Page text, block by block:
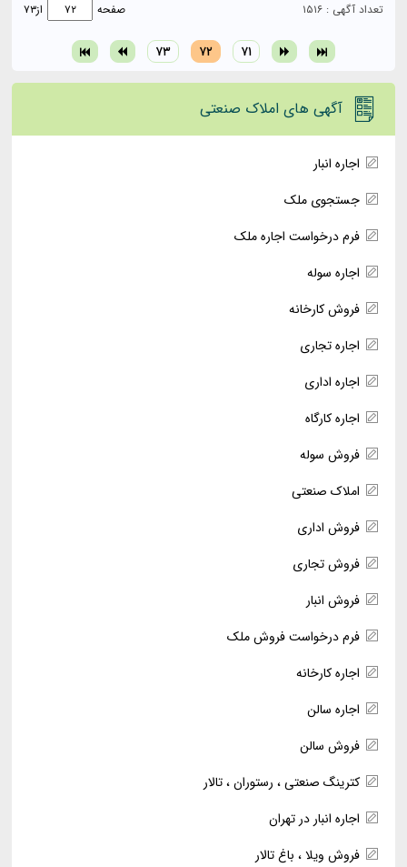
تعداد آگهی : ۱۵۱۶
۷۱ ۷۲ ۷۳
صفحه از۷۳
آگهی های املاک صنعتی
اجاره انبار
جستجوی ملک
فرم درخواست اجاره ملک
اجاره سوله
فروش کارخانه
اجاره تجاری
اجاره اداری
اجاره کارگاه
فروش سوله
املاک صنعتی
فروش اداری
فروش تجاری
فروش انبار
فرم درخواست فروش ملک
اجاره کارخانه
اجاره سالن
فروش سالن
کترینگ صنعتی ، رستوران ، تالار
اجاره انبار در تهران
فروش ویلا ، باغ تالار